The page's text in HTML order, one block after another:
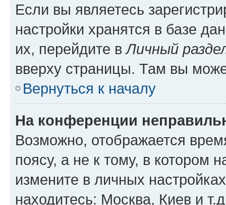
Если вы являетесь
настройки хранятся в базе
их, перейдите вЛичный
вверху страницы. Там вы
Вернуться к началу
На конференции
Возможно, отображается
поясу, а не к тому, в котором
измените в личных
находитесь: Москва, Киев и